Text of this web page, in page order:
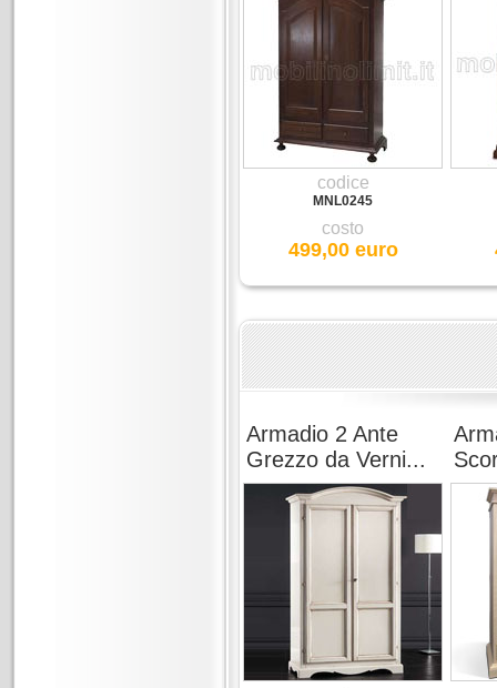
codice
MNL0245
costo
499,00 euro
Armadio 2 Ante
Grezzo da Verni...